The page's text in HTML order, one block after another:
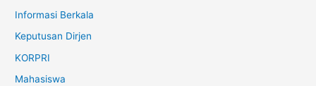
Informasi Berkala
Keputusan Dirjen
KORPRI
Mahasiswa